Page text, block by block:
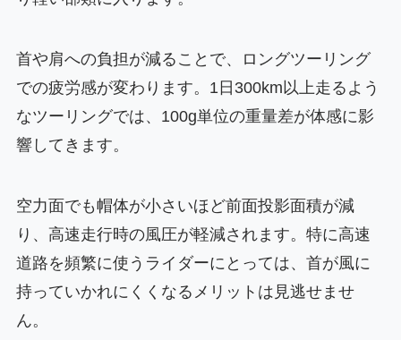
首や肩への負担が減ることで、ロングツーリング
での疲労感が変わります。1日300km以上走るよう
なツーリングでは、100g単位の重量差が体感に影
響してきます。
空力面でも帽体が小さいほど前面投影面積が減
り、高速走行時の風圧が軽減されます。特に高速
道路を頻繁に使うライダーにとっては、首が風に
持っていかれにくくなるメリットは見逃せませ
ん。